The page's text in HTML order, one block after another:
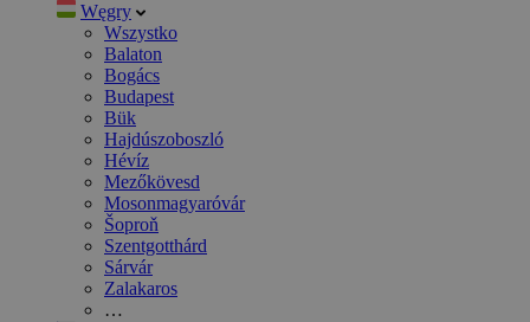
Węgry
Wszystko
Balaton
Bogács
Budapest
Bük
Hajdúszoboszló
Hévíz
Mezőkövesd
Mosonmagyaróvár
Šoproň
Szentgotthárd
Sárvár
Zalakaros
…